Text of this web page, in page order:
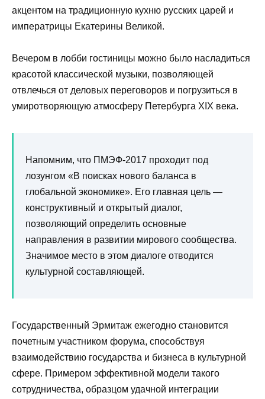
акцентом на традиционную кухню русских царей и
императрицы Екатерины Великой.
Вечером в лобби гостиницы можно было насладиться
красотой классической музыки, позволяющей
отвлечься от деловых переговоров и погрузиться в
умиротворяющую атмосферу Петербурга XIX века.
Напомним, что ПМЭФ-2017 проходит под
лозунгом «В поисках нового баланса в
глобальной экономике». Его главная цель —
конструктивный и открытый диалог,
позволяющий определить основные
направления в развитии мирового сообщества.
Значимое место в этом диалоге отводится
культурной составляющей.
Государственный Эрмитаж ежегодно становится
почетным участником форума, способствуя
взаимодействию государства и бизнеса в культурной
сфере. Примером эффективной модели такого
сотрудничества, образцом удачной интеграции